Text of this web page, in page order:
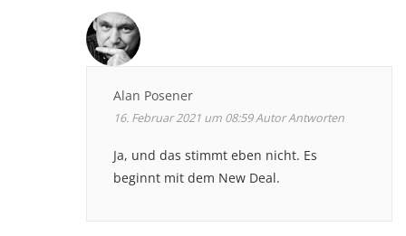
Alan Posener
16. Februar 2021 um 08:59AutorAntworten
Ja, und das stimmt eben nicht. Es
beginnt mit dem New Deal.